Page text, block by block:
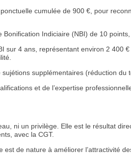
cumulée de 900 €, pour
Bonification Indiciaire (NBI) de 10
sur 4 ans, représentant environ 2 400
supplémentaires (réduction du
et de l’expertise
ni un privilège. Elle est le résultat
avec la CGT.
est de nature à améliorer l’attractivité